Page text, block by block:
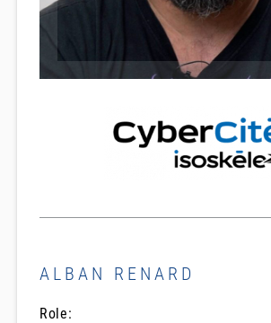
ALBAN RENARD
Role: